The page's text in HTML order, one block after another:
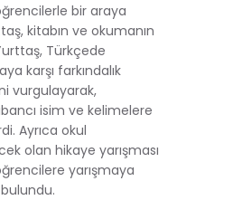
bir araya
kitabın ve okumanın
Türkçede
karşı farkındalık
vurgulayarak,
isim ve kelimelere
Ayrıca okul
olan hikaye yarışması
yarışmaya